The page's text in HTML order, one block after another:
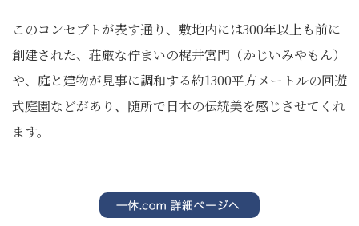
このコンセプトが表す通り、敷地内には300年以上も前に
創建された、荘厳な佇まいの梶井宮門（かじいみやもん）
や、庭と建物が見事に調和する約1300平方メートルの回遊
式庭園などがあり、随所で日本の伝統美を感じさせてくれ
ます。